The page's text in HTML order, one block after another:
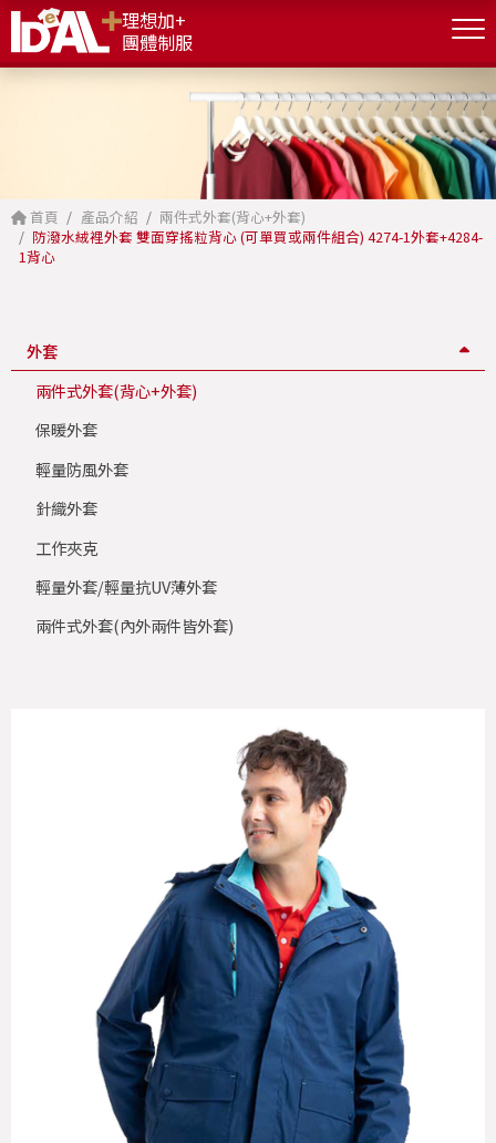
理想加+
團體制服
首頁 產品介紹
兩件式外套(背心+外套)
防潑水絨裡外套 雙面穿搖粒背心 (可單買或兩件組合) 4274-1外套+4284-
1背心
外套
兩件式外套(背心+外套)
保暖外套
輕量防風外套
針織外套
工作夾克
輕量外套/輕量抗UV薄外套
兩件式外套(內外兩件皆外套)